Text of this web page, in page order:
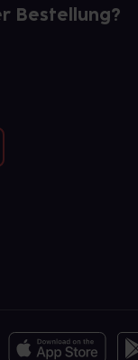
Bestellung?